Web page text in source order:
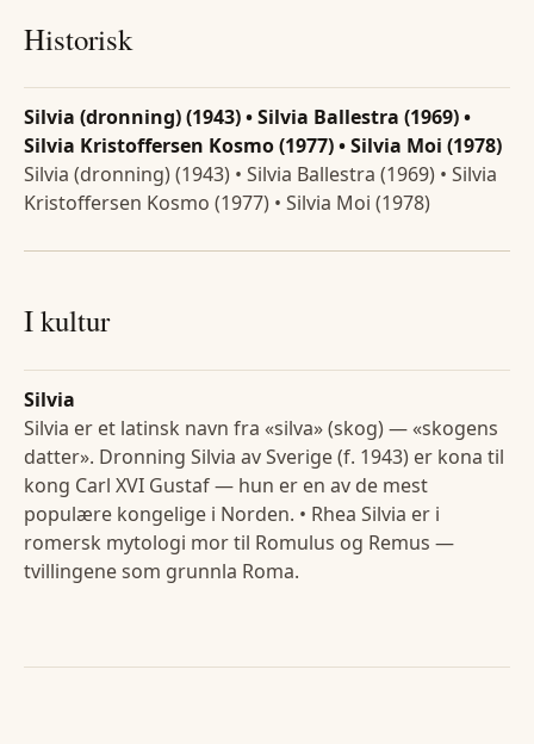
Historisk
Silvia (dronning) (1943) • Silvia Ballestra (1969) •
Silvia Kristoffersen Kosmo (1977) • Silvia Moi (1978)
Silvia (dronning) (1943) • Silvia Ballestra (1969) • Silvia
Kristoffersen Kosmo (1977) • Silvia Moi (1978)
I kultur
Silvia
Silvia er et latinsk navn fra «silva» (skog) — «skogens
datter». Dronning Silvia av Sverige (f. 1943) er kona til
kong Carl XVI Gustaf — hun er en av de mest
populære kongelige i Norden. • Rhea Silvia er i
romersk mytologi mor til Romulus og Remus —
tvillingene som grunnla Roma.